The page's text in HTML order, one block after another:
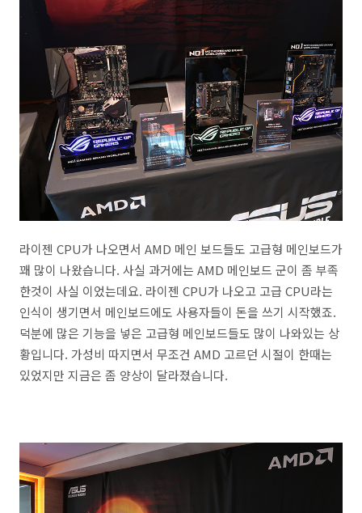
라이젠 CPU가 나오면서 AMD 메인 보드들도 고급형 메인보드가
꽤 많이 나왔습니다. 사실 과거에는 AMD 메인보드 군이 좀 부족
한것이 사실 이었는데요. 라이젠 CPU가 나오고 고급 CPU라는
인식이 생기면서 메인보드에도 사용자들이 돈을 쓰기 시작했죠.
덕분에 많은 기능을 넣은 고급형 메인보드들도 많이 나와있는 상
황입니다. 가성비 따지면서 무조건 AMD 고르던 시절이 한때는
있었지만 지금은 좀 양상이 달라졌습니다.